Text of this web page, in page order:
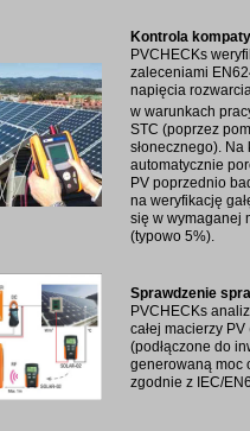
Kontrola
PVCHECKs
zaleceniami
napięcia
w warunkach
STC (poprzez
słonecznego).
automatycznie
PV poprzednio
na weryfikację
się w wymaganej
(typowo 5%).
Sprawdzenie
PVCHECKs
całej macierzy
(podłączone do
generowaną moc
zgodnie z IEC/